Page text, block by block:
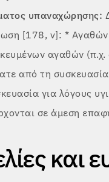
υπαναχώρησης:
[178, v]: *
αγαθών
από τη
για λόγους
σε άμεση
και